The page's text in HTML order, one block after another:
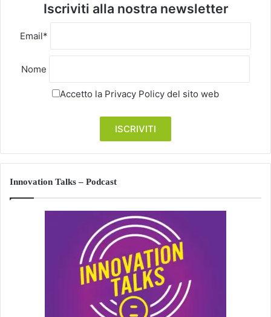
Iscriviti alla nostra newsletter
Email*
Nome
Accetto la Privacy Policy del sito web
Innovation Talks – Podcast